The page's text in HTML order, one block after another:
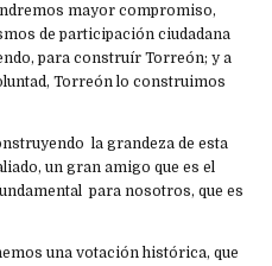
mayor compromiso,
de participación ciudadana
para construír Torreón; y a
Torreón lo construimos
la grandeza de esta
un gran amigo que es el
para nosotros, que es
una votación histórica, que